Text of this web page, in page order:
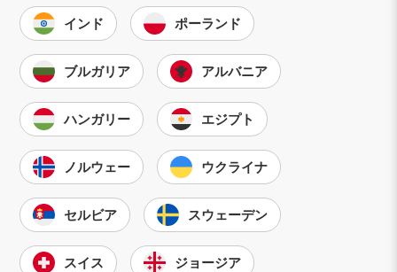
インド ポーランド
ブルガリア アルバニア
ハンガリー エジプト
ノルウェー ウクライナ
セルビア スウェーデン
スイス ジョージア